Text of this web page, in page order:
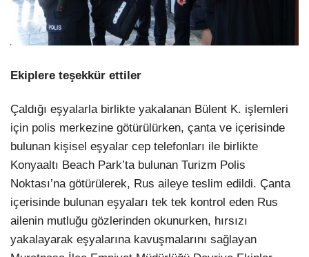
Ekiplere teşekkür ettiler
Çaldığı eşyalarla birlikte yakalanan Bülent K. işlemleri
için polis merkezine götürülürken, çanta ve içerisinde
bulunan kişisel eşyalar cep telefonları ile birlikte
Konyaaltı Beach Park’ta bulunan Turizm Polis
Noktası’na götürülerek, Rus aileye teslim edildi. Çanta
içerisinde bulunan eşyaları tek tek kontrol eden Rus
ailenin mutluğu gözlerinden okunurken, hırsızı
yakalayarak eşyalarına kavuşmalarını sağlayan